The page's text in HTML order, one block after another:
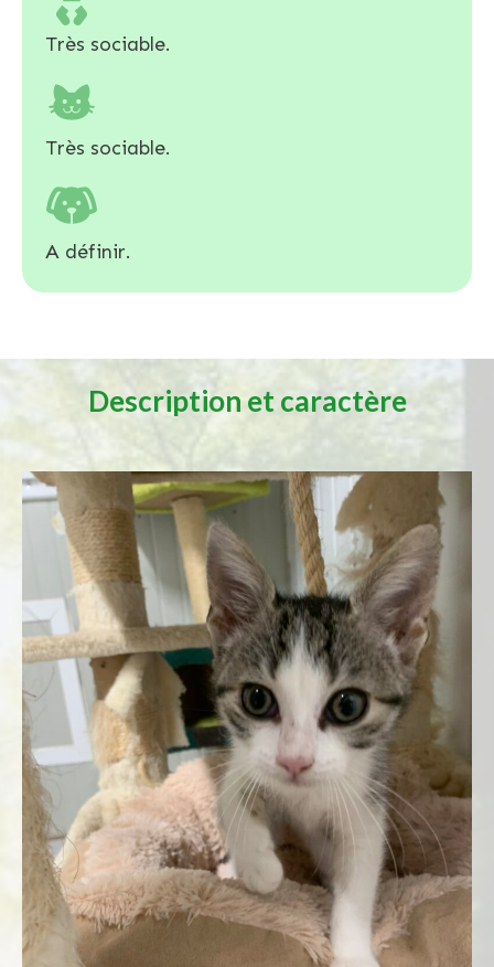
Très sociable.
Très sociable.
A définir.
Description et caractère